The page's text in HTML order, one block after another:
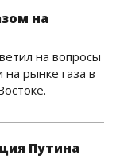
на
на вопросы
рынке газа в
Путина